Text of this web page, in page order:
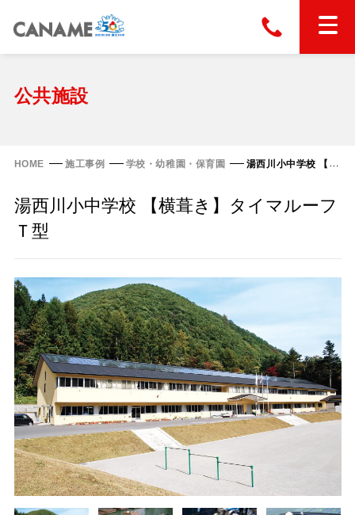
ホーム
スタンディングロック
フリーハットⅡ型
FHR-2000
フラットライン
エコウェーブ
横葺き屋根
タイマルーフ M型
タイマルーフ F25
タイマルーフ T型
カナメ一文字葺き
金属瓦
カナメルーフ
洋瓦王(ヨウガオウ)
通気断熱工法
Vi65
Vi65 PLUS
Vi75・Vi125
Viカバー50
換気棟システム
換気棟システム
デザイン軒樋
カナメシャープ樋
屋根の改修
技術情報
ダウンロード
お問い合わせ
公共施設
HOME 施工事例 学校・幼稚園・保育園 湯西川小中学校 【横葺き】タイマルーフＴ型
湯西川小中学校 【横葺き】タイマルーフ
Ｔ型